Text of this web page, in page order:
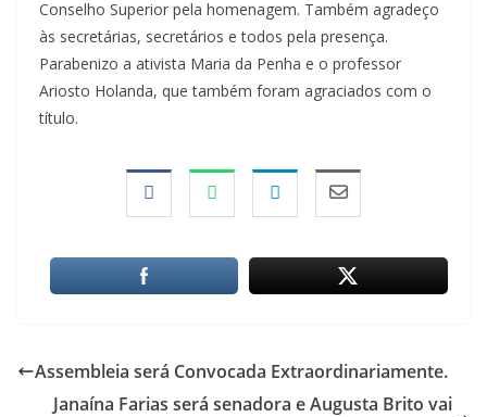
Conselho Superior pela homenagem. Também agradeço
às secretárias, secretários e todos pela presença.
Parabenizo a ativista Maria da Penha e o professor
Ariosto Holanda, que também foram agraciados com o
título.
Assembleia será Convocada Extraordinariamente.
Janaína Farias será senadora e Augusta Brito vai